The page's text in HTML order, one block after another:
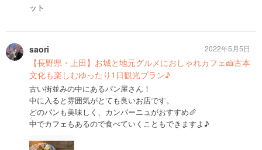
ット
saori
【長野県・上田】お城と地元グルメにおしゃれカフェ🍰古本
文化も楽しむゆったり1日観光プラン♪
古い街並みの中にあるパン屋さん！
中に入ると雰囲気がとても良いお店です。
どのパンも美味しく、カンパーニュがおすすめ🥖
中でカフェもあるので食べていくこともできますよ♪
2022年5月5日